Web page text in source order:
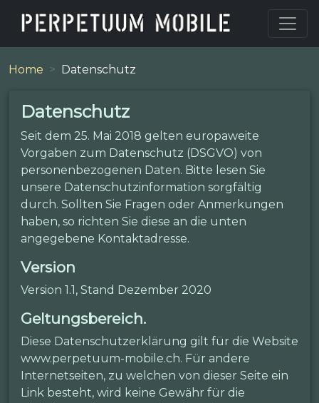
Home Datenschutz
Datenschutz
Seit dem 25. Mai 2018 gelten europaweite
Vorgaben zum Datenschutz (DSGVO) von
personenbezogenen Daten. Bitte lesen Sie
unsere Datenschutzinformation sorgfältig
durch. Sollten Sie Fragen oder Anmerkungen
haben, so richten Sie diese an die unten
angegebene Kontaktadresse.
Version
Version 1.1, Stand Dezember 2020
Geltungsbereich.
Diese Datenschutzerklärung gilt für die Website
www.perpetuum-mobile.ch. Für andere
Internetseiten, zu welchen von dieser Seite ein
Link besteht, wird keine Gewähr für die